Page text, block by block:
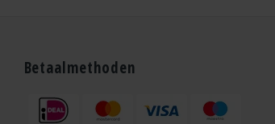
Betaalmethoden